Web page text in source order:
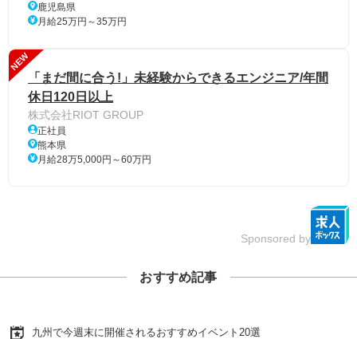
鹿児島県
月給25万円～35万円
NEW
「まだ間に合う!」未経験からできるエンジニア/年間
休日120日以上
株式会社RIOT GROUP
正社員
熊本県
月給28万5,000円～60万円
Sponsored by
おすすめ記事
九州で今週末に開催されるおすすめイベント20選